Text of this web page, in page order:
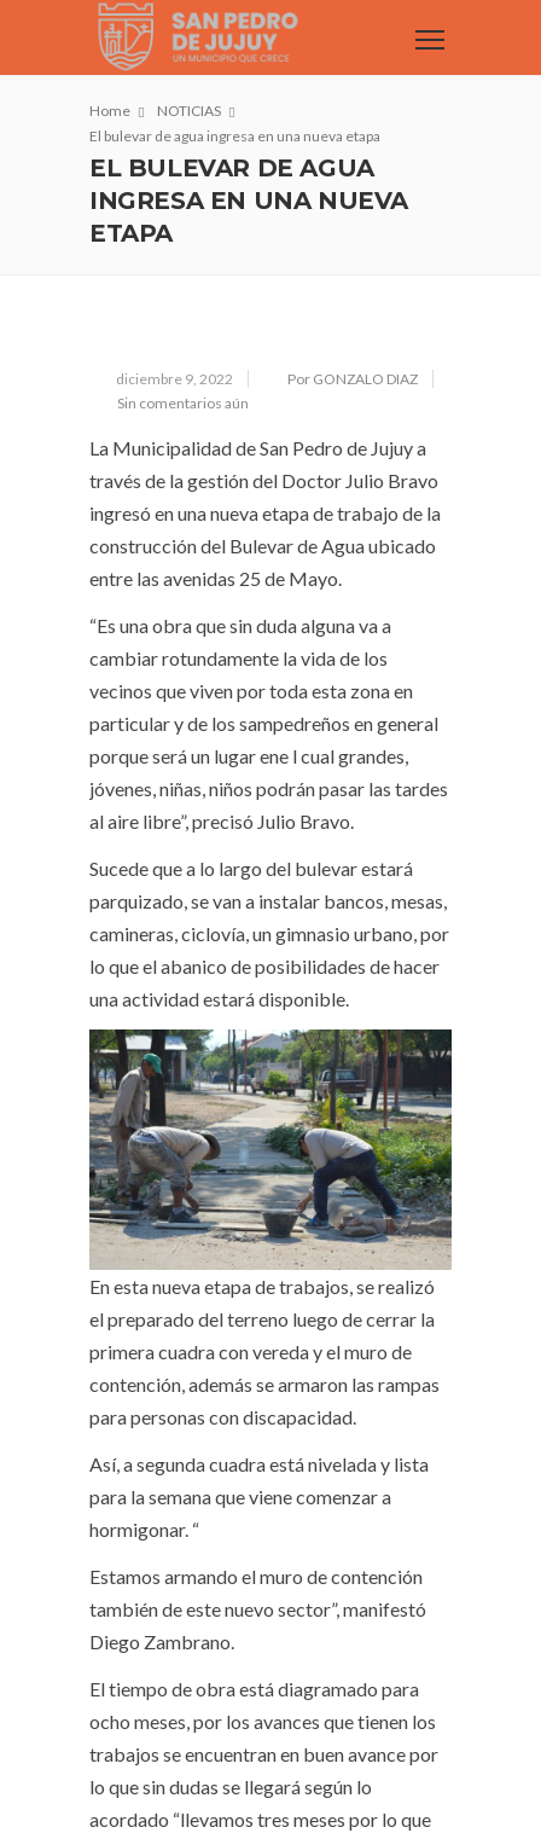
Home
NOTICIAS
El bulevar de agua ingresa en una nueva etapa
EL BULEVAR DE AGUA
INGRESA EN UNA NUEVA
ETAPA
diciembre 9, 2022
Por GONZALO DIAZ
Sin comentarios aún
La Municipalidad de San Pedro de Jujuy a
través de la gestión del Doctor Julio Bravo
ingresó en una nueva etapa de trabajo de la
construcción del Bulevar de Agua ubicado
entre las avenidas 25 de Mayo.
“Es una obra que sin duda alguna va a
cambiar rotundamente la vida de los
vecinos que viven por toda esta zona en
particular y de los sampedreños en general
porque será un lugar ene l cual grandes,
jóvenes, niñas, niños podrán pasar las tardes
al aire libre”, precisó Julio Bravo.
Sucede que a lo largo del bulevar estará
parquizado, se van a instalar bancos, mesas,
camineras, ciclovía, un gimnasio urbano, por
lo que el abanico de posibilidades de hacer
una actividad estará disponible.
En esta nueva etapa de trabajos, se realizó
el preparado del terreno luego de cerrar la
primera cuadra con vereda y el muro de
contención, además se armaron las rampas
para personas con discapacidad.
Así, a segunda cuadra está nivelada y lista
para la semana que viene comenzar a
hormigonar. “
Estamos armando el muro de contención
también de este nuevo sector”, manifestó
Diego Zambrano.
El tiempo de obra está diagramado para
ocho meses, por los avances que tienen los
trabajos se encuentran en buen avance por
lo que sin dudas se llegará según lo
acordado “llevamos tres meses por lo que